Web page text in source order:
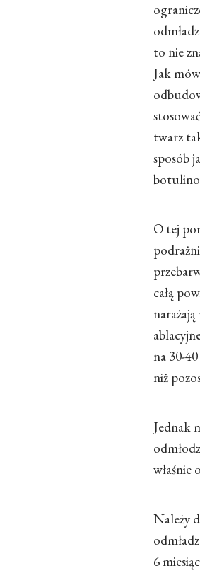
to nie
Jak
twarz
sposób
O tej
całą
na 30-
niż
Jednak
właśnie
Należy
6